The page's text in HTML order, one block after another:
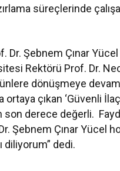
süreçlerinde
Dr. Şebnem Çınar
Rektörü Prof. Dr.
dönüşmeye
ortaya çıkan ‘Güvenli
son derece değerli.
Şebnem Çınar Yücel
diliyorum” dedi.